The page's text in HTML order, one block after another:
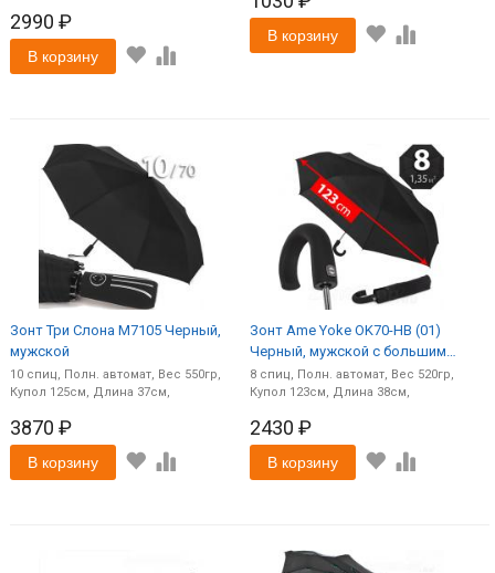
2990 ₽
В корзину
В корзину
Зонт Три Слона M7105 Черный,
мужской
10спиц Полн. автомат
550
125
37
3870 ₽
В корзину
Зонт Ame Yoke OK70-HB (01)
Черный, мужской с большим
куполом
8 спиц Полн. автомат
520
123
38
2430 ₽
В корзину